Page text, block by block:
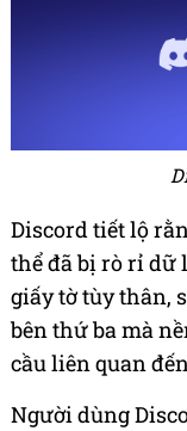
Discord tiết lộ
thể đã bị rò rỉ dữ
giấy tờ tùy thân,
bên thứ ba mà
cầu liên quan
Người dùng